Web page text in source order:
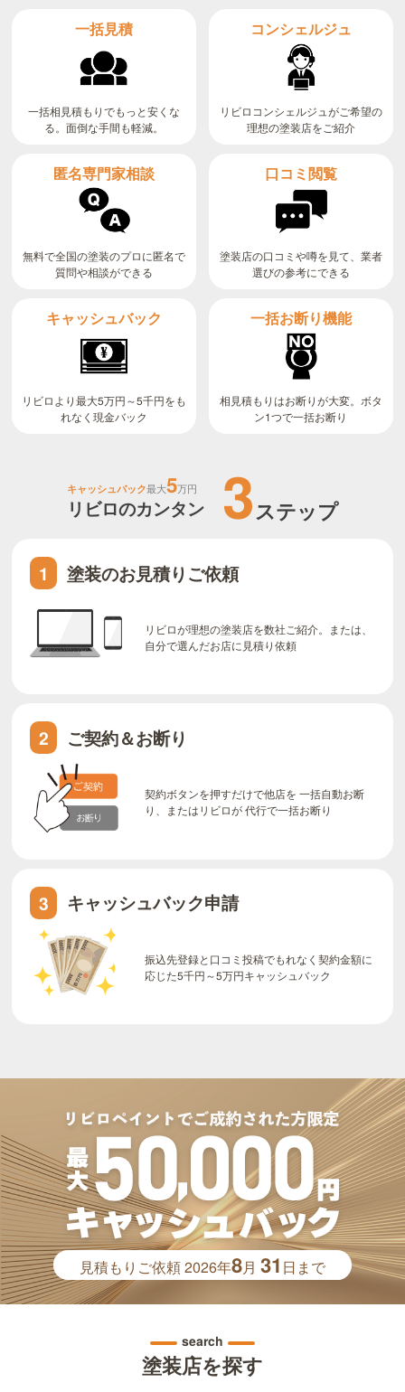
一括見積
一括相見積もりでもっと安くな
る。面倒な手間も軽減。
コンシェルジュ
リビロコンシェルジュがご希望の
理想の塗装店をご紹介
匿名専門家相談
無料で全国の塗装のプロに匿名で
質問や相談ができる
口コミ閲覧
塗装店の口コミや噂を見て、業者
選びの参考にできる
キャッシュバック
リビロより最大5万円～5千円をも
れなく現金バック
一括お断り機能
相見積もりはお断りが大変。ボタ
ン1つで一括お断り
キャッシュバック最大5万円
リビロのカンタン 3ステップ
1 塗装のお見積りご依頼
リビロが理想の塗装店を数社ご紹介。または、
自分で選んだお店に見積り依頼
2 ご契約＆お断り
契約ボタンを押すだけで他店を 一括自動お断
り、またはリビロが 代行で一括お断り
3 キャッシュバック申請
振込先登録と口コミ投稿でもれなく契約金額に
応じた5千円～5万円キャッシュバック
見積もりご依頼2026年8月31 日まで
search
塗装店を探す